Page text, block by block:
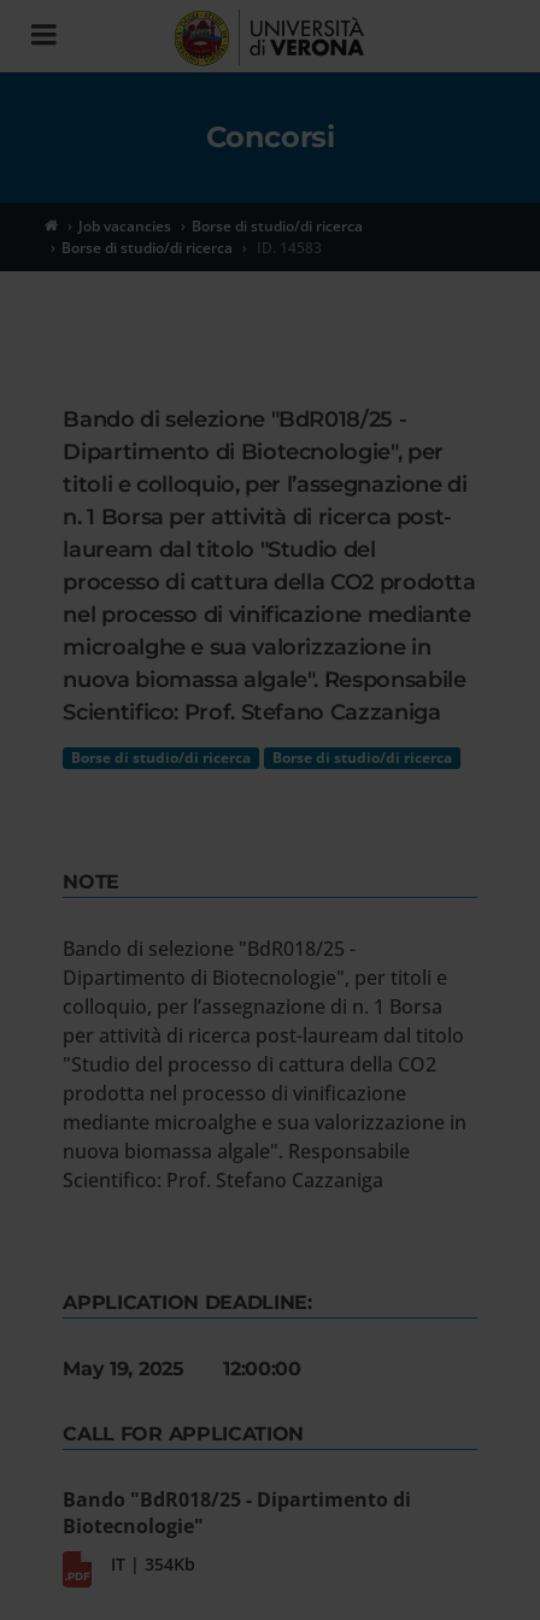
Toggle
navigation
Concorsi
Job vacancies
Borse di studio/di ricerca
Borse di studio/di ricerca
ID. 14583
Bando di selezione "BdR018/25 -
Dipartimento di Biotecnologie", per
titoli e colloquio, per l’assegnazione di
n. 1 Borsa per attività di ricerca post-
lauream dal titolo "Studio del
processo di cattura della CO2 prodotta
nel processo di vinificazione mediante
microalghe e sua valorizzazione in
nuova biomassa algale". Responsabile
Scientifico: Prof. Stefano Cazzaniga
Borse di studio/di ricerca Borse di studio/di ricerca
NOTE
Bando di selezione "BdR018/25 -
Dipartimento di Biotecnologie", per titoli e
colloquio, per l’assegnazione di n. 1 Borsa
per attività di ricerca post-lauream dal titolo
"Studio del processo di cattura della CO2
prodotta nel processo di vinificazione
mediante microalghe e sua valorizzazione in
nuova biomassa algale". Responsabile
Scientifico: Prof. Stefano Cazzaniga
APPLICATION DEADLINE:
May 19, 2025 12:00:00
CALL FOR APPLICATION
Bando "BdR018/25 - Dipartimento di
Biotecnologie"
IT | 354Kb